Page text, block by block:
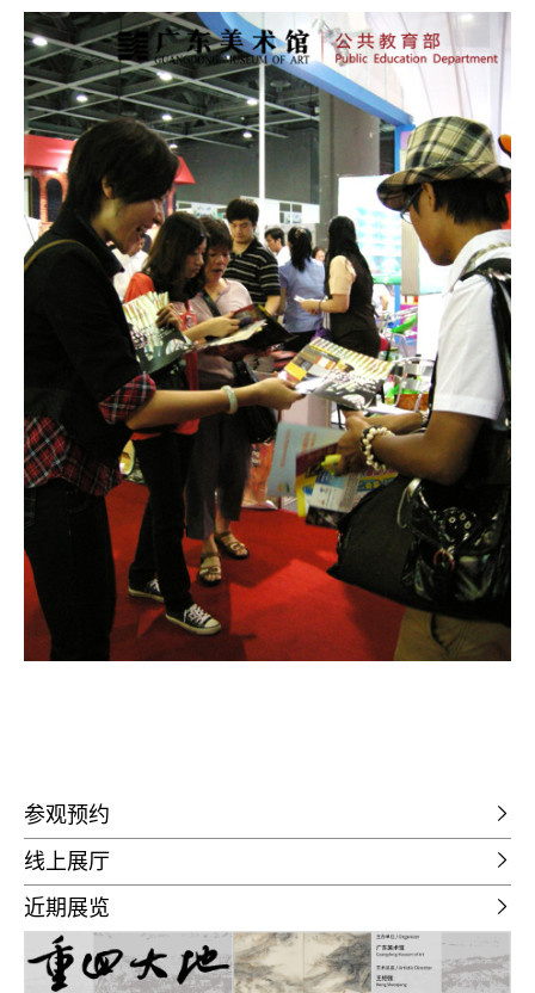
参观预约
线上展厅
近期展览